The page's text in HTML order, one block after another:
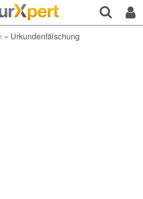
» Urkundenfälschung